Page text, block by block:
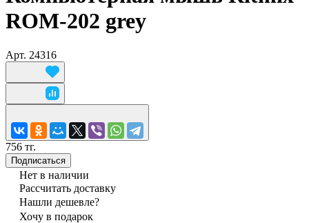
ROM-202 grey
Арт. 24316
756 тг.
Подписаться
Нет в наличии
Рассчитать доставку
Нашли дешевле?
Хочу в подарок